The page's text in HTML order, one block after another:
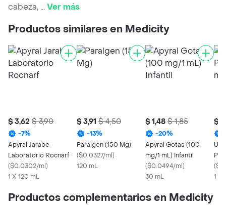
cabeza, ...Ver más
Productos similares en Medicity
$ 3,62 $ 3,90
-7%
Apyral Jarabe
Laboratorio Rocnarf
($0.0302/ml)
1 X 120 mL
$ 3,91 $ 4,50
-13%
Paralgen (150 Mg)
($0.0327/ml)
120 mL
$ 1,48 $ 1,85
-20%
Apyral Gotas (100
mg/1 mL) Infantil
($0.0494/ml)
30 mL
$
(
1 X
Productos complementarios en Medicity